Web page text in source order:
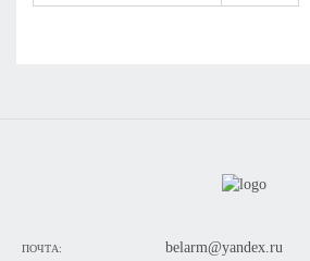
ПОЧТА: belarm@yandex.ru